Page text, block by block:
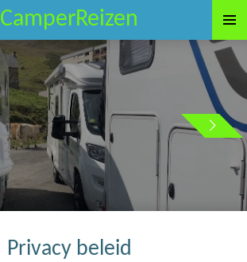
CamperReizen
Privacy beleid